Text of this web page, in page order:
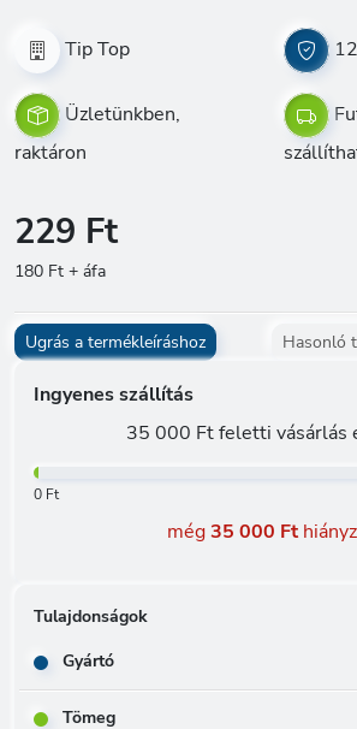
Tip Top
Üzletünkben,
raktáron
229 Ft
180 Ft + áfa
Ugrás a termékleíráshoz Hasonló
Ingyenes szállítás
35 000 Ft feletti vásárlás
0 Ft
még35 000 Ft
Tulajdonságok
Gyártó
Tömeg